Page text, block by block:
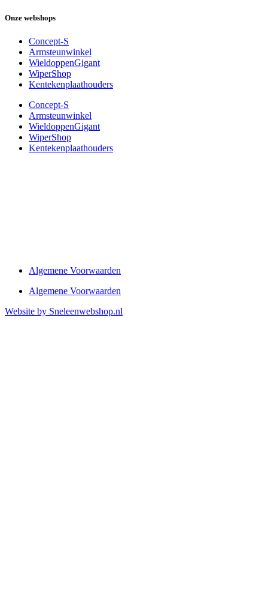
Onze webshops
Concept-S
Armsteunwinkel
WieldoppenGigant
WiperShop
Kentekenplaathouders
Concept-S
Armsteunwinkel
WieldoppenGigant
WiperShop
Kentekenplaathouders
Algemene Voorwaarden
Algemene Voorwaarden
Website by Sneleenwebshop.nl